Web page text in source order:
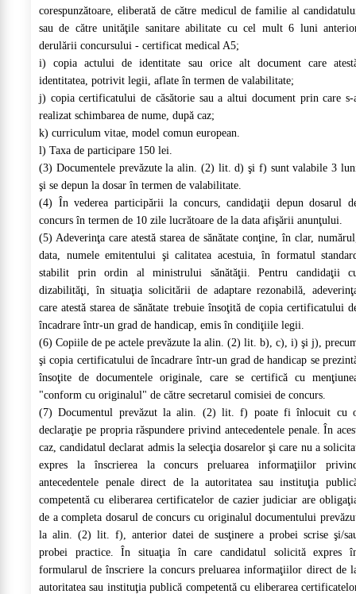
corespunzătoare, eliberată de către medicul de familie al
sau de către unităţile sanitare abilitate cu cel mult 6 luni
derulării concursului - certificat medical A5;
i) copia actului de identitate sau orice alt document care
identitatea, potrivit legii, aflate în termen de valabilitate;
j) copia certificatului de căsătorie sau a altui document prin care s-
realizat schimbarea de nume, după caz;
k) curriculum vitae, model comun european.
l) Taxa de participare 150 lei.
(3) Documentele prevăzute la alin. (2) lit. d) şi f) sunt valabile 3
şi se depun la dosar în termen de valabilitate.
(4) În vederea participării la concurs, candidaţii depun dosarul
concurs în termen de 10 zile lucrătoare de la data afişării anunţului.
(5) Adeverinţa care atestă starea de sănătate conţine, în clar,
data, numele emitentului şi calitatea acestuia, în formatul
stabilit prin ordin al ministrului sănătăţii. Pentru candidaţii
dizabilităţi, în situaţia solicitării de adaptare rezonabilă,
care atestă starea de sănătate trebuie însoţită de copia certificatului
încadrare într-un grad de handicap, emis în condiţiile legii.
(6) Copiile de pe actele prevăzute la alin. (2) lit. b), c), i) şi j),
şi copia certificatului de încadrare într-un grad de handicap se
însoţite de documentele originale, care se certifică cu
"conform cu originalul" de către secretarul comisiei de concurs.
(7) Documentul prevăzut la alin. (2) lit. f) poate fi înlocuit cu
declaraţie pe propria răspundere privind antecedentele penale. În
caz, candidatul declarat admis la selecţia dosarelor şi care nu a
expres la înscrierea la concurs preluarea informaţiilor
antecedentele penale direct de la autoritatea sau instituţia
competentă cu eliberarea certificatelor de cazier judiciar are
de a completa dosarul de concurs cu originalul documentului
la alin. (2) lit. f), anterior datei de susţinere a probei scrise şi/
probei practice. În situaţia în care candidatul solicită expres
formularul de înscriere la concurs preluarea informaţiilor direct de
autoritatea sau instituţia publică competentă cu eliberarea